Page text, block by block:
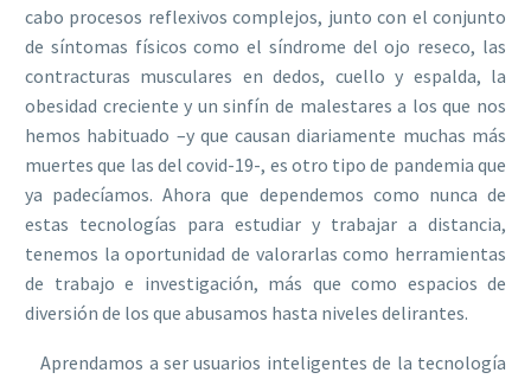
cabo procesos reflexivos complejos, junto con el conjunto
de síntomas físicos como el síndrome del ojo reseco, las
contracturas musculares en dedos, cuello y espalda, la
obesidad creciente y un sinfín de malestares a los que nos
hemos habituado –y que causan diariamente muchas más
muertes que las del covid-19-, es otro tipo de pandemia que
ya padecíamos. Ahora que dependemos como nunca de
estas tecnologías para estudiar y trabajar a distancia,
tenemos la oportunidad de valorarlas como herramientas
de trabajo e investigación, más que como espacios de
diversión de los que abusamos hasta niveles delirantes.
Aprendamos a ser usuarios inteligentes de la tecnología